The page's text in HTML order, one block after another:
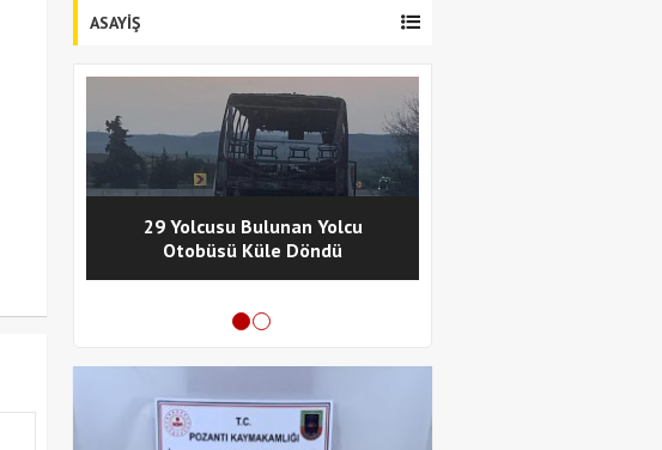
ASAYİŞ
29 Yolcusu Bulunan Yolcu
Otobüsü Küle Döndü